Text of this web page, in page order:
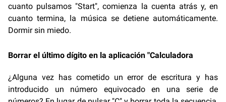
cuanto pulsamos "Start", comienza la cuenta atrás y, en
cuanto termina, la música se detiene automáticamente.
Dormir sin miedo.
Borrar el último dígito en la aplicación "Calculadora
¿Alguna vez has cometido un error de escritura y has
introducido un número equivocado en una serie de